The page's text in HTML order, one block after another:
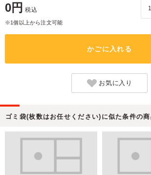
0円 税込
※1個以上から注文可能
かごに入れる
お気に入り
ゴミ袋(枚数はお任せください)に似た条件の